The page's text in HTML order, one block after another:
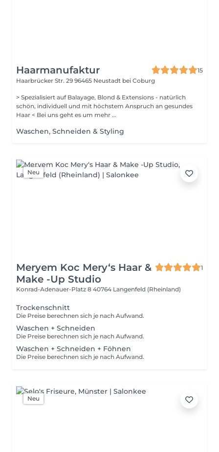
Haarmanufaktur
15
Haarbrücker Str. 29 96465 Neustadt bei Coburg
> Spezialisiert auf Balayage, Blond & Extensions - natürlich
schön, individuell und mit höchstem Anspruch an gesundes
Haar < Bei uns geht es um mehr ...
Waschen, Schneiden & Styling
Neu
Meryem Koc Mery‘s Haar &
Make -Up Studio
1
Konrad-Adenauer-Platz 8 40764 Langenfeld (Rheinland)
Trockenschnitt
Die Preise berechnen sich je nach Aufwand.
Waschen + Schneiden
Die Preise berechnen sich je nach Aufwand.
Waschen + Schneiden + Föhnen
Die Preise berechnen sich je nach Aufwand.
Neu